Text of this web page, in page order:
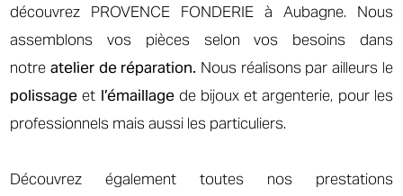
découvrez PROVENCE FONDERIE à Aubagne. Nous
assemblons vos pièces selon vos besoins dans
notre atelier de réparation. Nous réalisons par ailleurs le
polissageet l’émaillage de bijoux et argenterie, pour les
professionnels mais aussi les particuliers.
Découvrez également toutes nos prestations